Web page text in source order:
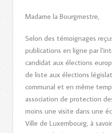
Madame la Bourgmestre,
Selon des témoignages
publications en ligne par
candidat aux élections
de liste aux élections
communal et en même
association de protection
moins une visite dans une
Ville de Luxembourg, à